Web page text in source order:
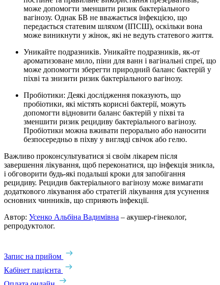
може допомогти зменшити ризик бактеріального
вагінозу. Однак БВ не вважається інфекцією, що
передається статевим шляхом (ІПСШ), оскільки вона
може виникнути у жінок, які не ведуть статевого життя.
Уникайте подразників. Уникайте подразників, як-от
ароматизоване мило, піни для ванн і вагінальні спреї, що
може допомогти зберегти природний баланс бактерій у
піхві та знизити ризик бактеріального вагінозу.
Пробіотики: Деякі дослідження показують, що
пробіотики, які містять корисні бактерії, можуть
допомогти відновити баланс бактерій у піхві та
зменшити ризик рецидиву бактеріального вагінозу.
Пробіотики можна вживати перорально або наносити
безпосередньо в піхву у вигляді свічок або гелю.
Важливо проконсультуватися зі своїм лікарем після
завершення лікування, щоб переконатися, що інфекція зникла,
і обговорити будь-які подальші кроки для запобігання
рецидиву. Рецидив бактеріального вагінозу може вимагати
додаткового лікування або стратегій лікування для усунення
основних чинників, що сприяють інфекції.
Автор: Усенко Альбіна Вадимівна – акушер-гінеколог,
репродуктолог.
Запис на прийом
Кабінет пацієнта